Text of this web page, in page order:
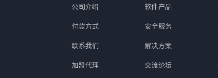
公司介绍
付款方式
联系我们
加盟代理
软件产品
安全服务
解决方案
交流论坛